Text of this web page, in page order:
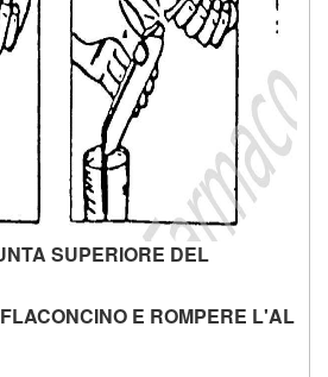
SUPERIORE DEL
E ROMPERE L'AL